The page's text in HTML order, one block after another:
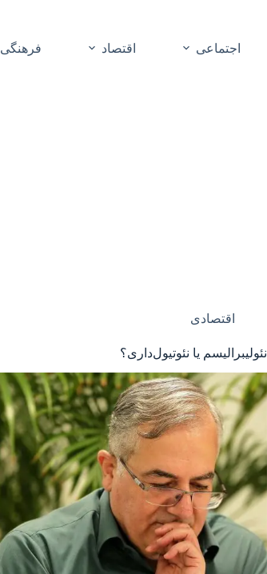
اجتماعی اقتصاد فرهنگی
اقتصادی
نئولیبرالیسم یا نئوتیول‌داری؟